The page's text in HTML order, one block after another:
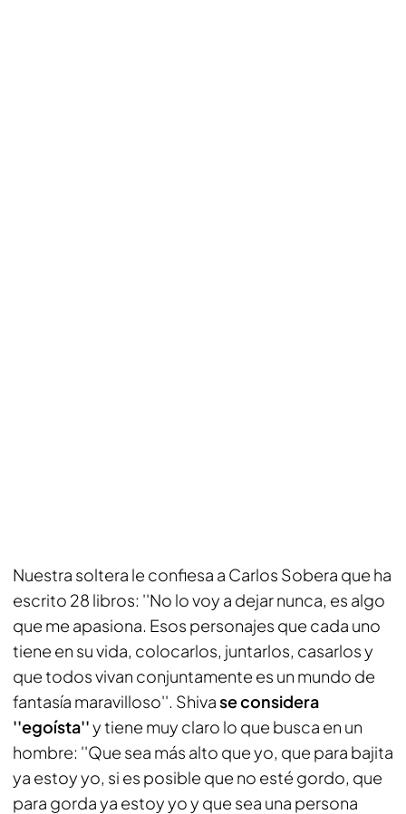
Nuestra soltera le confiesa a Carlos Sobera que ha
escrito 28 libros: ''No lo voy a dejar nunca, es algo
que me apasiona. Esos personajes que cada uno
tiene en su vida, colocarlos, juntarlos, casarlos y
que todos vivan conjuntamente es un mundo de
fantasía maravilloso''. Shivase considera
''egoísta''y tiene muy claro lo que busca en un
hombre: ''Que sea más alto que yo, que para bajita
ya estoy yo, si es posible que no esté gordo, que
para gorda ya estoy yo y que sea una persona